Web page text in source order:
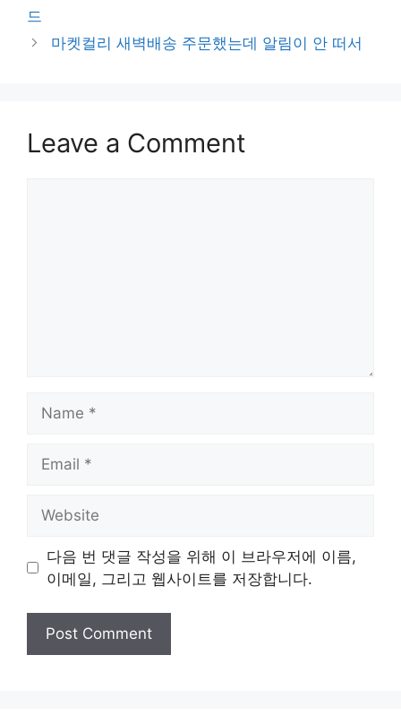
드
마켓컬리 새벽배송 주문했는데 알림이 안 떠서
Leave a Comment
다음 번 댓글 작성을 위해 이 브라우저에 이름,
이메일, 그리고 웹사이트를 저장합니다.